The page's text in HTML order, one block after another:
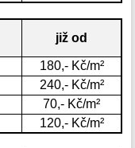
již od
180,- Kč/m²
240,- Kč/m²
70,- Kč/m²
120,- Kč/m²